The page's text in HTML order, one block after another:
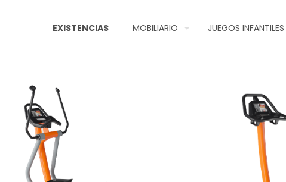
EXISTENCIAS MOBILIARIO JUEGOS INFANTILES